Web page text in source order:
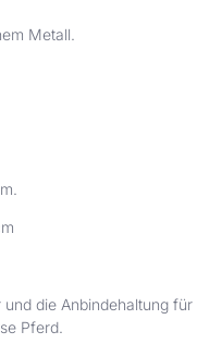
Metall.
die Anbindehaltung für
Pferd.